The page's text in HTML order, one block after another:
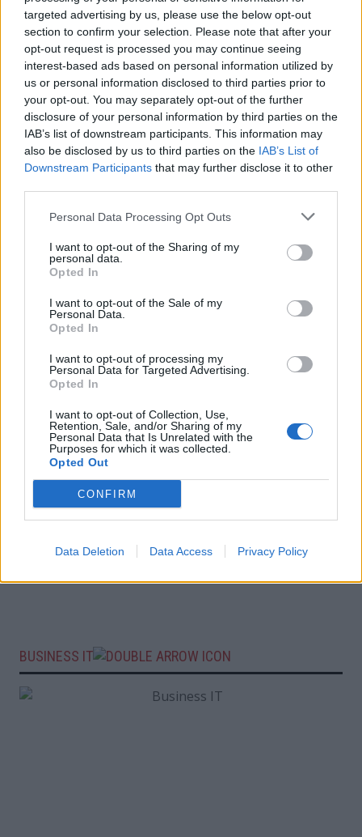
targeted advertising by us, please use the below opt-out
section to confirm your selection. Please note that after your
opt-out request is processed you may continue seeing
interest-based ads based on personal information utilized by
us or personal information disclosed to third parties prior to
your opt-out. You may separately opt-out of the further
disclosure of your personal information by third parties on the
IAB’s list of downstream participants. This information may
also be disclosed by us to third parties on the IAB’s List of
Downstream Participants that may further disclose it to other
Personal Data Processing Opt Outs
I want to opt-out of the Sharing of my
personal data.
Opted In
I want to opt-out of the Sale of my
Personal Data.
Opted In
I want to opt-out of processing my
Personal Data for Targeted Advertising.
Opted In
I want to opt-out of Collection, Use,
Retention, Sale, and/or Sharing of my
Personal Data that Is Unrelated with the
Purposes for which it was collected.
Opted Out
CONFIRM
Data Deletion Data Access Privacy Policy
BUSINESS IT